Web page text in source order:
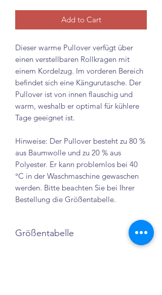
Add to Cart
Dieser warme Pullover verfügt über
einen verstellbaren Rollkragen mit
einem Kordelzug. Im vorderen Bereich
befindet sich eine Kängurutasche. Der
Pullover ist von innen flauschig und
warm, weshalb er optimal für kühlere
Tage geeignet ist.
Hinweise: Der Pullover besteht zu 80 %
aus Baumwolle und zu 20 % aus
Polyester. Er kann problemlos bei 40
°C in der Waschmaschine gewaschen
werden. Bitte beachten Sie bei Ihrer
Bestellung die Größentabelle.
Größentabelle